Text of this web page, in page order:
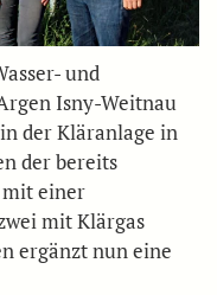
und
Isny-Weitnau
der Kläranlage in
der bereits
mit einer
mit Klärgas
ergänzt nun eine